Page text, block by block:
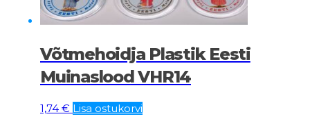
Võtmehoidja Plastik Eesti
Muinaslood VHR14
1,74 € Lisa ostukorvi